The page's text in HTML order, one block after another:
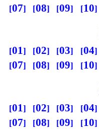
07
08 09 10
01 02 03 04
07
08 09 10
01 02 03 04
07
08 09 10